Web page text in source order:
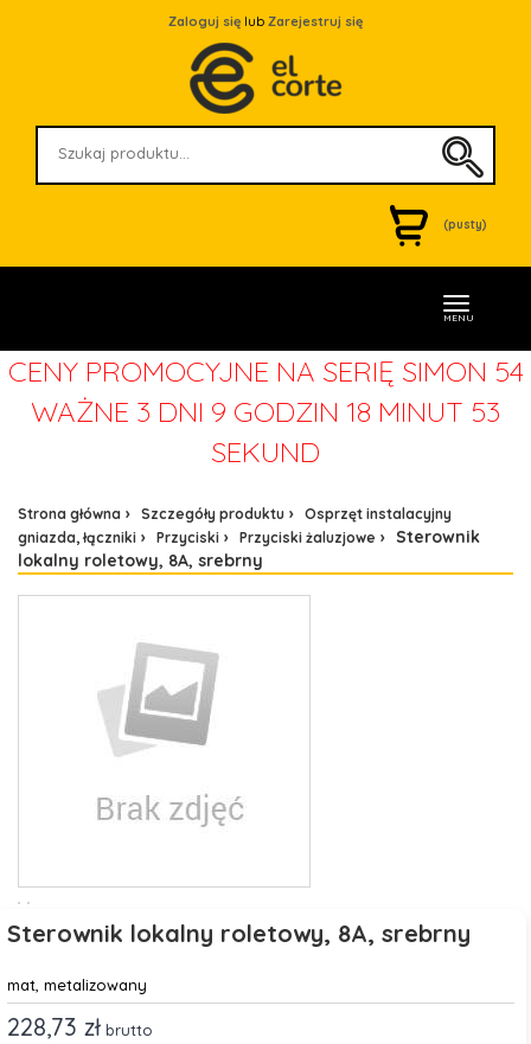
Zaloguj się lub Zarejestruj się
(pusty)
MENU
CENY PROMOCYJNE NA SERIĘ SIMON 54
WAŻNE 3 DNI 9 GODZIN 18 MINUT 53
SEKUND
Strona główna Szczegóły produktu
Osprzęt instalacyjny
gniazda, łączniki
Przyciski Przyciski żaluzjowe
Sterownik
lokalny roletowy, 8A, srebrny
Sterownik lokalny roletowy, 8A, srebrny
mat, metalizowany
228,73 zł brutto